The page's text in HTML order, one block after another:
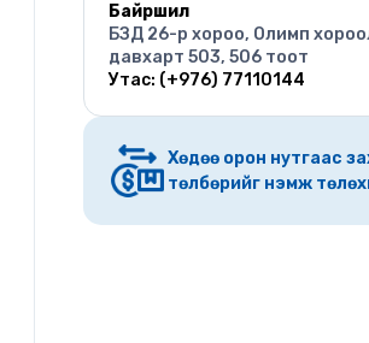
Байршил
БЗД 26-р хороо, Олимп
давхарт 503, 506 тоот
Утас: (+976) 77110144
Хөдөө орон нутгаас
төлбөрийг нэмж